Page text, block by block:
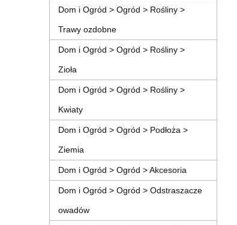
Dom i Ogród > Ogród > Rośliny >
Trawy ozdobne
Dom i Ogród > Ogród > Rośliny >
Zioła
Dom i Ogród > Ogród > Rośliny >
Kwiaty
Dom i Ogród > Ogród > Podłoża >
Ziemia
Dom i Ogród > Ogród > Akcesoria
Dom i Ogród > Ogród > Odstraszacze
owadów